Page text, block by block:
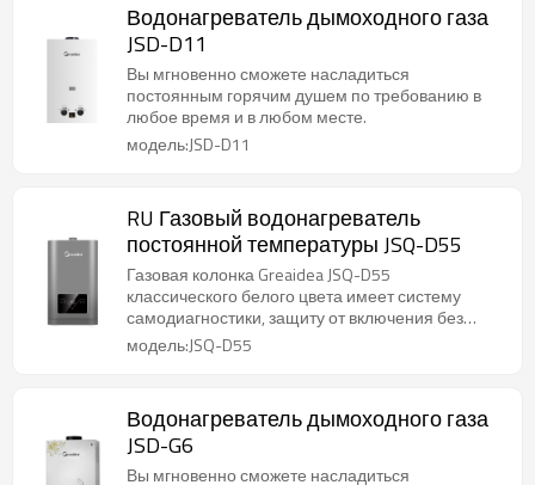
Водонагреватель дымоходного газа
JSD-D11
Вы мгновенно сможете насладиться
постоянным горячим душем по требованию в
любое время и в любом месте.
модель:JSD-D11
RU Газовый водонагреватель
постоянной температуры JSQ-D55
Газовая колонка Greaidea JSQ-D55
классического белого цвета имеет систему
самодиагностики, защиту от включения без
воды и перегрева, что обеспечивает
максимально высокий уровень безопасности
исключает вероятность избыточного давления.
Модель предназначена для настенного
монтажа в вертикальном положении.
модель:JSQ-D55
Водонагреватель дымоходного газа
JSD-G6
Вы мгновенно сможете насладиться